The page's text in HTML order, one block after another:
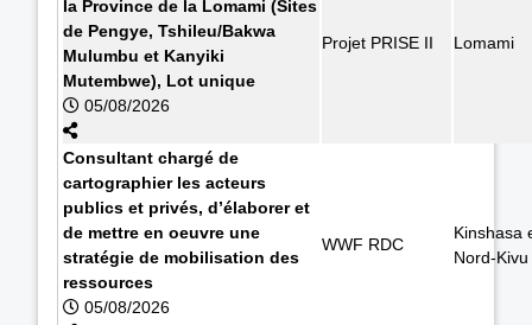
la Province de la Lomami (Sites
de Pengye, Tshileu/Bakwa
Mulumbu et Kanyiki
Mutembwe), Lot unique
05/08/2026
Projet PRISE II Lomami
Consultant chargé de
cartographier les acteurs
publics et privés, d’élaborer et
de mettre en oeuvre une
stratégie de mobilisation des
ressources
05/08/2026
WWF RDC
Kinshasa
Nord-Kivu